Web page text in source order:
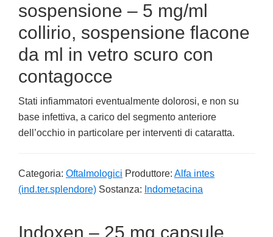
sospensione – 5 mg/ml
collirio, sospensione flacone
da ml in vetro scuro con
contagocce
Stati infiammatori eventualmente dolorosi, e non su
base infettiva, a carico del segmento anteriore
dell’occhio in particolare per interventi di cataratta.
Categoria: Oftalmologici Produttore: Alfa intes
(ind.ter.splendore) Sostanza: Indometacina
Indoxen – 25 mg capsule